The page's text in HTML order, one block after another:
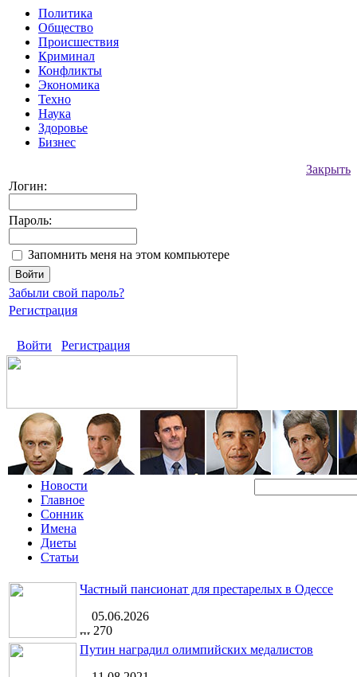
Политика
Общество
Происшествия
Криминал
Конфликты
Экономика
Техно
Наука
Здоровье
Бизнес
Закрыть
Логин:
Пароль:
Запомнить меня на этом компьютере
Забыли свой пароль?
Регистрация
Войти Регистрация
Новости
Главное
Сонник
Имена
Диеты
Статьи
Частный пансионат для престарелых в Одессе
05.06.2026
270
Путин наградил олимпийских медалистов